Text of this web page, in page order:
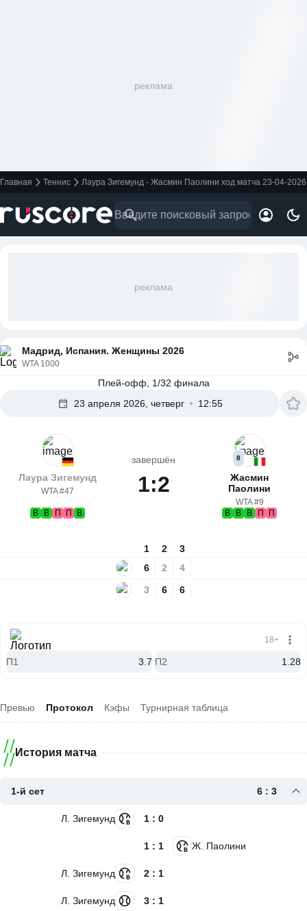
реклама
Главная Теннис Лаура Зигемунд - Жасмин Паолини ход матча 23-04-2026
реклама
Мадрид, Испания. Женщины 2026
WTA 1000
Плей-офф, 1/32 финала
23 апреля 2026, четверг
12:55
Лаура Зигемунд
WTA #47
В В П П В
завершён
1:2
8
Жасмин
Паолини
WTA #9
В
В В П П
1
6
3
2
2
6
3
4
6
П1 3.7 П2 1.28
18+
Превью Протокол Кэфы Турнирная таблица
История матча
1-й сет 6 : 3
Л. Зигемунд 1 : 0
Ж. Паолини
1 : 1
Л. Зигемунд 2 : 1
Л. Зигемунд 3 : 1